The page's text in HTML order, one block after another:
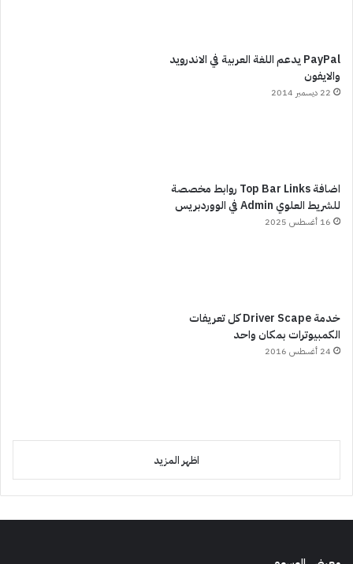
PayPal يدعم اللغة العربية في الاندرويد
والايفون
22 ديسمبر 2014
اضافة Top Bar Links روابط مخصصة
للشريط العلوي Admin في الووردبريس
16 أغسطس 2025
خدمة Driver Scape كل تعريفات
الكمبيوترات بمكان واحد
24 أغسطس 2016
اظهر المزيد